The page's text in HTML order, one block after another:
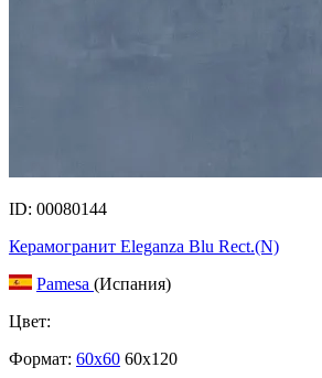
ID: 00080144
Керамогранит Eleganza Blu Rect.(N)
Pamesa (Испания)
Цвет:
Формат: 60x60 60x120